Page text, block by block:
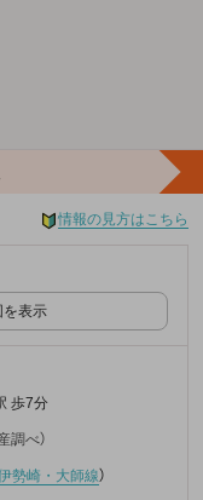
情報の見方はこちら
を表示
歩7分
調べ）
勢崎・大師線）